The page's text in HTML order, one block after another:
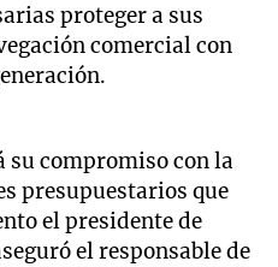
proteger a sus
comercial con
su compromiso con la
presupuestarios que
el presidente de
el responsable de